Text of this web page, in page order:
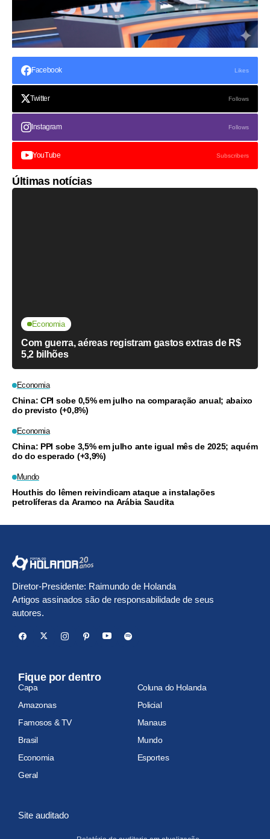
Facebook Likes
Twitter Follows
Instagram Follows
YouTube Subscribers
Últimas notícias
Economia
Com guerra, aéreas registram gastos extras de R$
5,2 bilhões
Economia
China: CPI sobe 0,5% em julho na comparação anual; abaixo
do previsto (+0,8%)
Economia
China: PPI sobe 3,5% em julho ante igual mês de 2025; aquém
do do esperado (+3,9%)
Mundo
Houthis do Iêmen reivindicam ataque a instalações
petrolíferas da Aramco na Arábia Saudita
Diretor-Presidente: Raimundo de Holanda
Artigos assinados são de responsabilidade de seus
autores.
Fique por dentro
Capa
Coluna do Holanda
Amazonas
Policial
Famosos & TV
Manaus
Brasil
Mundo
Economia
Esportes
Geral
Site auditado